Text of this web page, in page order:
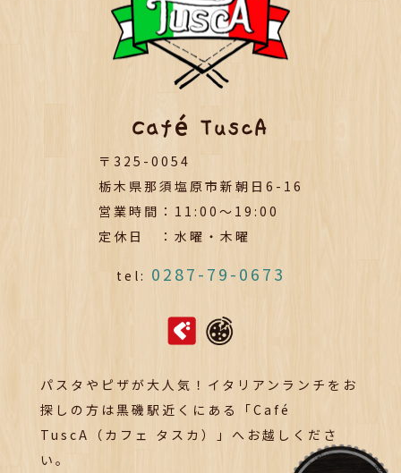
Café TuscA
〒325-0054
栃木県那須塩原市新朝日6-16
営業時間：11:00～19:00
定休日 ：水曜・木曜
tel: 0287-79-0673
パスタやピザが大人気！イタリアンランチをお
探しの方は黒磯駅近くにある「Café
TuscA（カフェ タスカ）」へお越しくださ
い。